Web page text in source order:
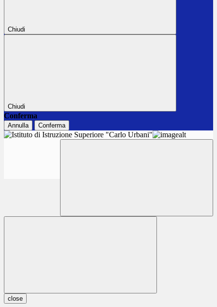
Chiudi
Chiudi
Conferma
Annulla Conferma
close